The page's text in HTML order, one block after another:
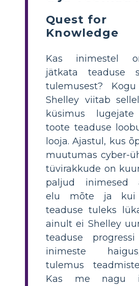
Quest for
Knowledge
Kas inimestel
jätkata teaduse
tulemusest?
Shelley viitab
küsimus lugejate
toote teaduse
looja. Ajastul, kus
muutumas cyber-
tüvirakkude on
paljud inimesed
elu mõte ja kui
teaduse tuleks
ainult ei Shelley
teaduse
inimeste
tulemus
Kas me nagu